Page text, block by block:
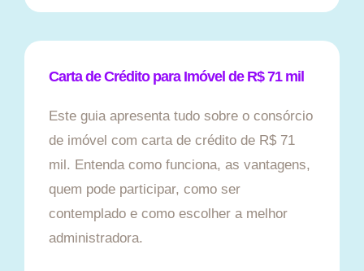
Carta de Crédito para Imóvel de R$ 71 mil
Este guia apresenta tudo sobre o consórcio
de imóvel com carta de crédito de R$ 71
mil. Entenda como funciona, as vantagens,
quem pode participar, como ser
contemplado e como escolher a melhor
administradora.